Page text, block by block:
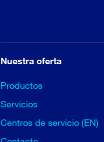
Nuestra oferta
Productos
Servicios
Centros de servicio (EN)